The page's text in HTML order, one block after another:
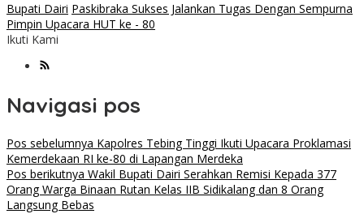
Bupati Dairi Paskibraka Sukses Jalankan Tugas Dengan Sempurna
Pimpin Upacara HUT ke - 80
Ikuti Kami
Navigasi pos
Pos sebelumnya Kapolres Tebing Tinggi Ikuti Upacara Proklamasi
Kemerdekaan RI ke-80 di Lapangan Merdeka
Pos berikutnya Wakil Bupati Dairi Serahkan Remisi Kepada 377
Orang Warga Binaan Rutan Kelas IIB Sidikalang dan 8 Orang
Langsung Bebas